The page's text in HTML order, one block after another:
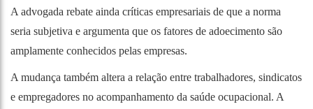
A advogada rebate ainda críticas empresariais de que a norma
seria subjetiva e argumenta que os fatores de adoecimento são
amplamente conhecidos pelas empresas.
A mudança também altera a relação entre trabalhadores, sindicatos
e empregadores no acompanhamento da saúde ocupacional. A